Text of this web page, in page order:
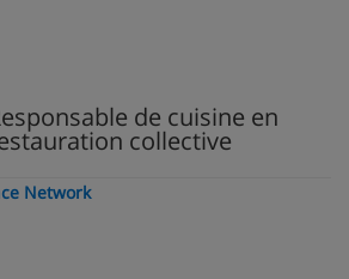
de cuisine en
collective
Network